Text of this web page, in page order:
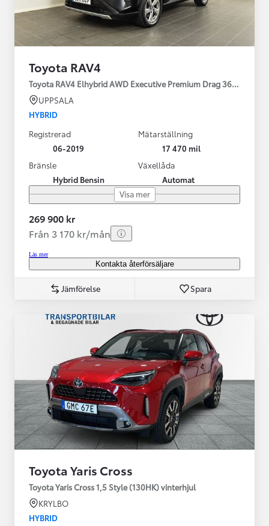
Toyota RAV4
Toyota RAV4 Elhybrid AWD Executive Premium Drag 360-kamera
UPPSALA
HYBRID
Registrerad
06-2019
Mätarställning
17 470 mil
Bränsle
Hybrid Bensin
Växellåda
Automat
Visa mer
269 900 kr
Från 3 170 kr/mån
Läs mer
Kontakta återförsäljare
Jämförelse Spara
Toyota Yaris Cross
Toyota Yaris Cross 1,5 Style (130HK) vinterhjul
KRYLBO
HYBRID